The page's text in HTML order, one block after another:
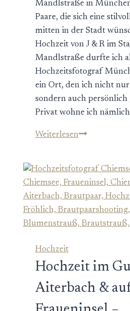
Mandlstraße in
Paare, die sich eine
mitten in der Stadt
Hochzeit von J & R im
Mandlstraße durfte ich
Hochzeitsfotograf
ein Ort, den ich nicht
sondern auch persönlich
Privat wohne ich
Weiterlesen
der
Mandlstraße
München
–
urban
Schwabing
Hochzeit
Hochzeit im
Aiterbach &